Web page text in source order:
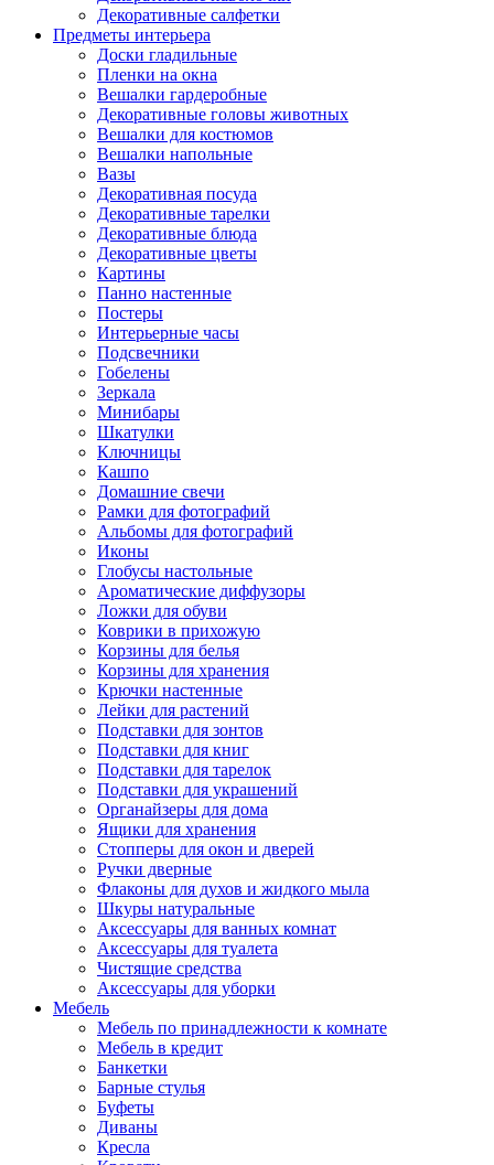
Декоративные салфетки
Предметы интерьера
Доски гладильные
Пленки на окна
Вешалки гардеробные
Декоративные головы животных
Вешалки для костюмов
Вешалки напольные
Вазы
Декоративная посуда
Декоративные тарелки
Декоративные блюда
Декоративные цветы
Картины
Панно настенные
Постеры
Интерьерные часы
Подсвечники
Гобелены
Зеркала
Минибары
Шкатулки
Ключницы
Кашпо
Домашние свечи
Рамки для фотографий
Альбомы для фотографий
Иконы
Глобусы настольные
Ароматические диффузоры
Ложки для обуви
Коврики в прихожую
Корзины для белья
Корзины для хранения
Крючки настенные
Лейки для растений
Подставки для зонтов
Подставки для книг
Подставки для тарелок
Подставки для украшений
Органайзеры для дома
Ящики для хранения
Стопперы для окон и дверей
Ручки дверные
Флаконы для духов и жидкого мыла
Шкуры натуральные
Аксессуары для ванных комнат
Аксессуары для туалета
Чистящие средства
Аксессуары для уборки
Мебель
Мебель по принадлежности к комнате
Мебель в кредит
Банкетки
Барные стулья
Буфеты
Диваны
Кресла